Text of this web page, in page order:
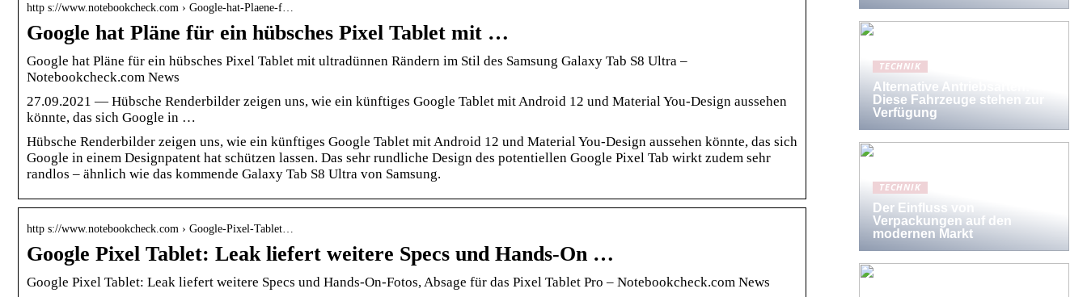
http s://www.notebookcheck.com › Google-hat-Plaene-f…
Google hat Pläne für ein hübsches Pixel Tablet mit …
Google hat Pläne für ein hübsches Pixel Tablet mit ultradünnen Rändern im Stil des Samsung Galaxy Tab S8 Ultra –
Notebookcheck.com News
27.09.2021 — Hübsche Renderbilder zeigen uns, wie ein künftiges Google Tablet mit Android 12 und Material You-Design aussehen
könnte, das sich Google in …
Hübsche Renderbilder zeigen uns, wie ein künftiges Google Tablet mit Android 12 und Material You-Design aussehen könnte, das sich
Google in einem Designpatent hat schützen lassen. Das sehr rundliche Design des potentiellen Google Pixel Tab wirkt zudem sehr
randlos – ähnlich wie das kommende Galaxy Tab S8 Ultra von Samsung.
http s://www.notebookcheck.com › Google-Pixel-Tablet…
Google Pixel Tablet: Leak liefert weitere Specs und Hands-On …
Google Pixel Tablet: Leak liefert weitere Specs und Hands-On-Fotos, Absage für das Pixel Tablet Pro – Notebookcheck.com News
TECHNIK
Alternative Antriebsarten:
Diese Fahrzeuge stehen zur
Verfügung
TECHNIK
Der Einfluss von
Verpackungen auf den
modernen Markt